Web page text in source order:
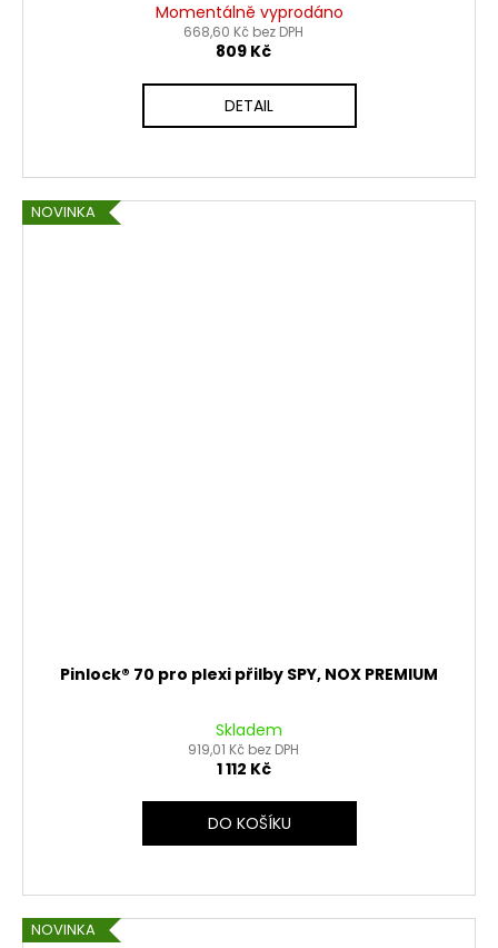
Momentálně vyprodáno
668,60 Kč bez DPH
809 Kč
DETAIL
NOVINKA
Pinlock® 70 pro plexi přilby SPY, NOX PREMIUM
Skladem
919,01 Kč bez DPH
1 112 Kč
DO KOŠÍKU
NOVINKA